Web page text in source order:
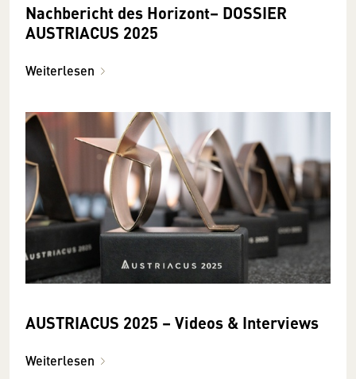
Nachbericht des Horizont– DOSSIER
AUSTRIACUS 2025
Weiterlesen
AUSTRIACUS 2025 – Videos & Interviews
Weiterlesen